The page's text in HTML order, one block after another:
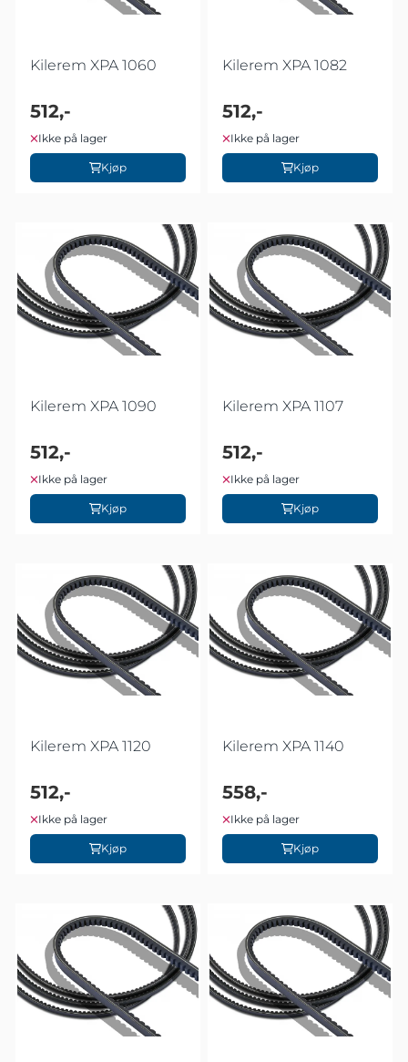
Kilerem XPA 1060
512,-
Ikke på lager
Kjøp
Kilerem XPA 1082
512,-
Ikke på lager
Kjøp
Kilerem XPA 1090
512,-
Ikke på lager
Kjøp
Kilerem XPA 1107
512,-
Ikke på lager
Kjøp
Kilerem XPA 1120
512,-
Ikke på lager
Kjøp
Kilerem XPA 1140
558,-
Ikke på lager
Kjøp